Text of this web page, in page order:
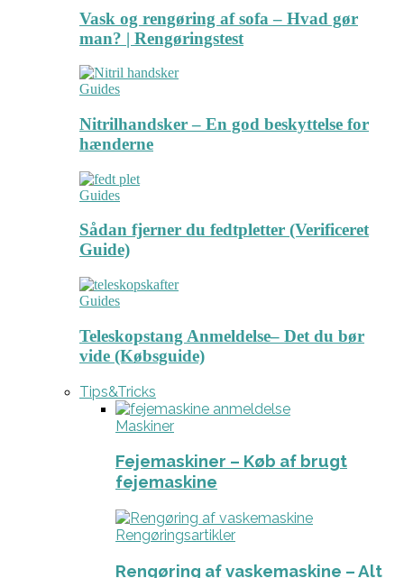
Vask og rengøring af sofa – Hvad gør
man? | Rengøringstest
Guides
Nitrilhandsker – En god beskyttelse for
hænderne
Guides
Sådan fjerner du fedtpletter (Verificeret
Guide)
Guides
Teleskopstang Anmeldelse– Det du bør
vide (Købsguide)
Tips&Tricks
Maskiner
Fejemaskiner – Køb af brugt
fejemaskine
Rengøringsartikler
Rengøring af vaskemaskine – Alt